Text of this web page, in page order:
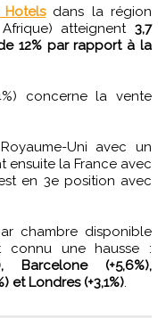
dans la région
atteignent 3,7
12% par rapport à la
concerne la vente
Uni avec un
ensuite la France avec
en 3e position avec
chambre disponible
connu une hausse :
Barcelone (+5,6%),
et Londres (+3,1%)